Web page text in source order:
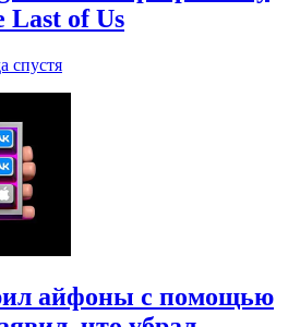
Last of Us
спустя
айфоны с помощью